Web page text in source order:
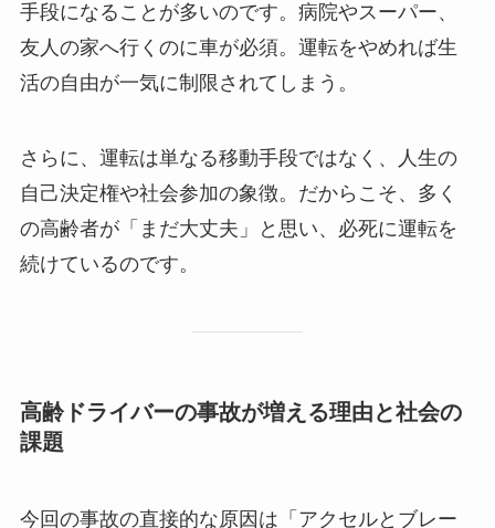
手段になることが多いのです。病院やスーパー、
友人の家へ行くのに車が必須。運転をやめれば生
活の自由が一気に制限されてしまう。
さらに、運転は単なる移動手段ではなく、人生の
自己決定権や社会参加の象徴。だからこそ、多く
の高齢者が「まだ大丈夫」と思い、必死に運転を
続けているのです。
高齢ドライバーの事故が増える理由と社会の
課題
今回の事故の直接的な原因は「アクセルとブレー